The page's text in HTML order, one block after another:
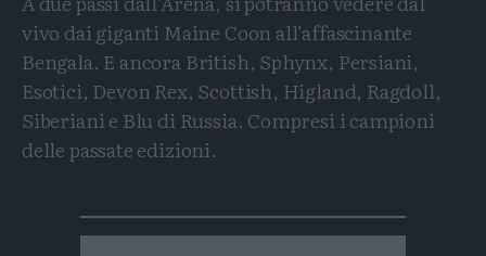
vivo dai giganti Maine Coon all’affascinante
Bengala. E ancora British, Sphynx, Persiani,
Esotici, Devon Rex, Scottish, Higland, Ragdoll,
Siberiani e Blu di Russia. Compresi i campioni
delle passate edizioni.